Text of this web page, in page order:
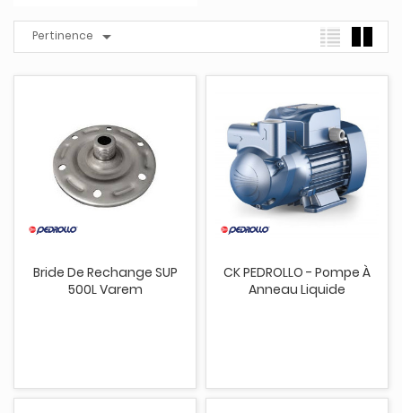
Pertinence 
Bride De Rechange SUP
500L Varem
CK PEDROLLO - Pompe À
Anneau Liquide